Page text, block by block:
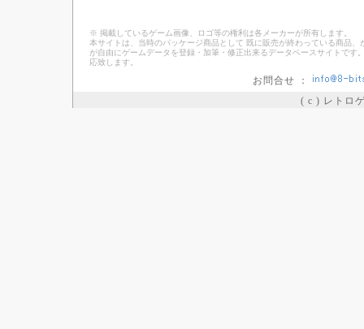
※ 掲載しているゲーム画像、ロゴ等の権利は各メーカーが所有します。
本サイトは、当時のパッケージ商品として 既に販売が終わっている商品
が自由にゲームデータを登録・加筆・修正出来るデータベースサイトで
応致します。
お問合せ ：
( c ) レトロ